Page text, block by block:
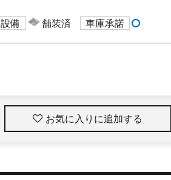
設備 舗装済 車庫承諾
お気に入りに追加